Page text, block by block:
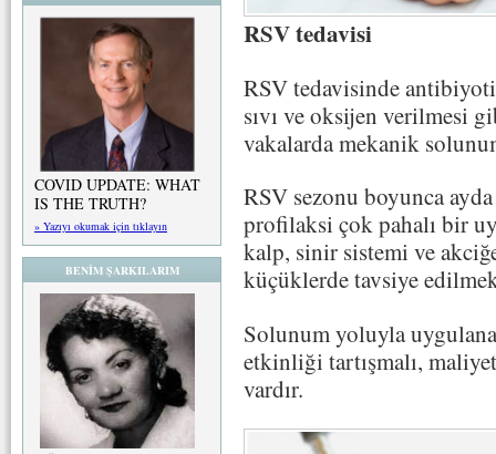
COVID UPDATE: WHAT
IS THE TRUTH?
» Yazıyı okumak için tıklayın
BENİM ŞARKILARIM
RSV tedavisi
RSV tedavisinde
sıvı ve oksijen verilmesi
vakalarda mekanik
RSV sezonu boyunca
profilaksi çok pahalı bir
kalp, sinir sistemi ve
küçüklerde tavsiye
Solunum yoluyla
etkinliği tartışmalı,
vardır.